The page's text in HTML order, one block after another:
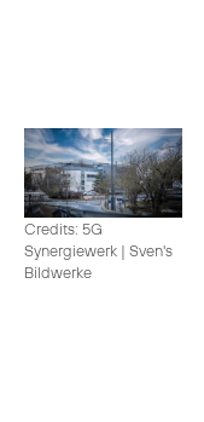
Credits: 5G
Synergiewerk | Sven's
Bildwerke